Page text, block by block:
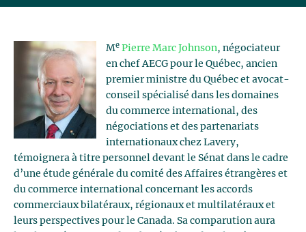
Me Pierre Marc Johnson, négociateur
en chef AECG pour le Québec, ancien
premier ministre du Québec et avocat-
conseil spécialisé dans les domaines
du commerce international, des
négociations et des partenariats
internationaux chez Lavery,
témoignera à titre personnel devant le Sénat dans le cadre
d’une étude générale du comité des Affaires étrangères et
du commerce international concernant les accords
commerciaux bilatéraux, régionaux et multilatéraux et
leurs perspectives pour le Canada. Sa comparution aura